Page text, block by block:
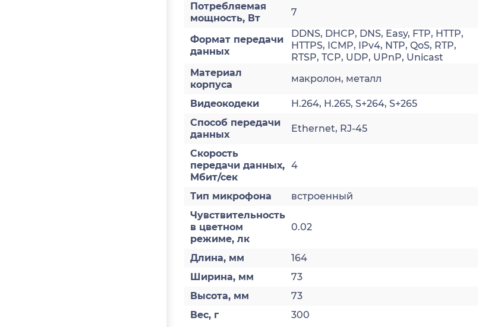
Потребляемая
мощность, Вт
7
Формат передачи
данных
DDNS, DHCP, DNS, Easy, FTP, HTTP,
HTTPS, ICMP, IPv4, NTP, QoS, RTP,
RTSP, TCP, UDP, UPnP, Unicast
Материал
корпуса
макролон, металл
Видеокодеки
H.264, H.265, S+264, S+265
Способ передачи
данных
Ethernet, RJ-45
Скорость
передачи данных,
Мбит/сек
4
Тип микрофона
встроенный
Чувствительность
в цветном
режиме, лк
0.02
Длина, мм
164
Ширина, мм
73
Высота, мм
73
Вес, г
300